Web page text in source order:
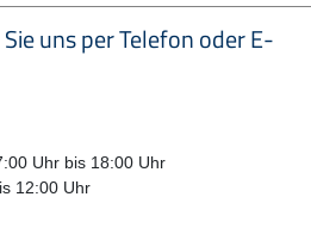
uns per Telefon oder E-
Uhr bis 18:00 Uhr
12:00 Uhr